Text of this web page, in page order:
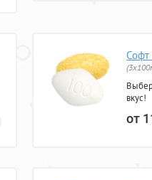
Софт
вкус!
от